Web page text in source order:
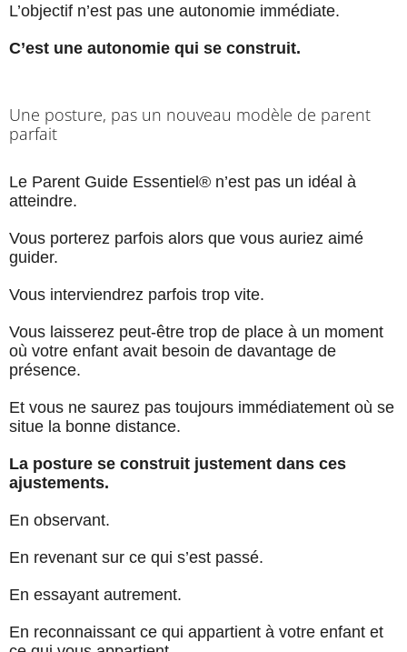
L’objectif n’est pas une autonomie immédiate.
C’est une autonomie qui se construit.
Une posture, pas un nouveau modèle de parent
parfait
Le Parent Guide Essentiel® n’est pas un idéal à
atteindre.
Vous porterez parfois alors que vous auriez aimé
guider.
Vous interviendrez parfois trop vite.
Vous laisserez peut-être trop de place à un moment
où votre enfant avait besoin de davantage de
présence.
Et vous ne saurez pas toujours immédiatement où se
situe la bonne distance.
La posture se construit justement dans ces
ajustements.
En observant.
En revenant sur ce qui s’est passé.
En essayant autrement.
En reconnaissant ce qui appartient à votre enfant et